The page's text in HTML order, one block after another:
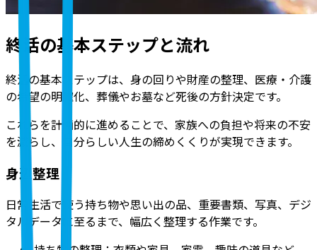
終活の基本ステップと流れ
終活の基本ステップは、身の回りや財産の整理、医療・介護
の希望の明確化、葬儀やお墓など死後の方針決定です。
これらを計画的に進めることで、家族への負担や将来の不安
を減らし、自分らしい人生の締めくくりが実現できます。
身辺整理
日常生活で使う持ち物や思い出の品、重要書類、写真、デジ
タルデータに至るまで、幅広く整理する作業です。